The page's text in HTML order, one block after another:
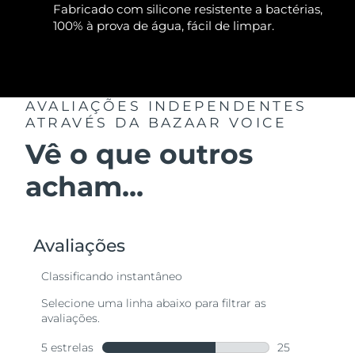
Fabricado com silicone resistente a bactérias,
100% à prova de água, fácil de limpar.
AVALIAÇÕES INDEPENDENTES
ATRAVÉS DA BAZAAR VOICE
Vê o que outros
acham...